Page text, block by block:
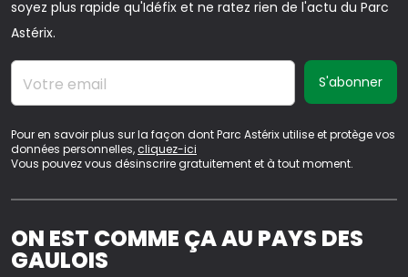
ON EST COMME ÇA AU PAYS DES
GAULOIS
soyez plus rapide qu'Idéfix et ne ratez rien de l'actu du Parc
Astérix.
Votre email
Pour en savoir plus sur la façon dont Parc Astérix utilise et protège vos
données personnelles,cliquez-ici
Vous pouvez vous désinscrire gratuitement et à tout moment.